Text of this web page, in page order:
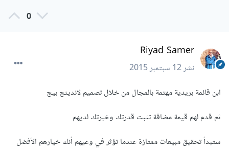
0
Riyad Samer
نشر12 سبتمبر 2015
ابن قائمة بريدية مهتمة بالمجال من خلال تصميم لاندينج بيج
ثم قدم لهم قيمة مضافة تثبت قدرتك وخبرتك لديهم
ستبدأ تحقيق مبيعات ممتازة عندما تؤثر في وعيهم أنك خيارهم الأفضل